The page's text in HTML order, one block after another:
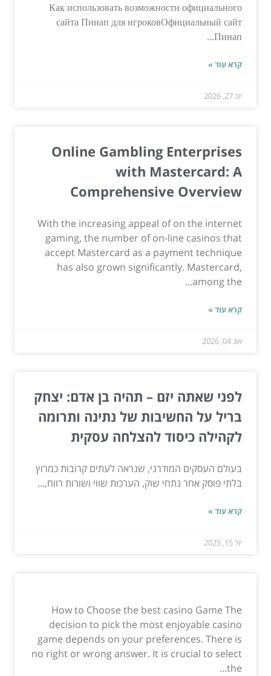
Как использовать возможности официального
сайта Пинап для игроковОфициальный сайт
Пинап...
קרא עוד »
יונ 27, 2026
Online Gambling Enterprises
with Mastercard: A
Comprehensive Overview
With the increasing appeal of on the internet
gaming, the number of on-line casinos that
accept Mastercard as a payment technique
has also grown significantly. Mastercard,
among the...
קרא עוד »
אוג 04, 2026
לפני שאתה יזם – תהיה בן אדם: יצחק
בריל על החשיבות של נתינה ותרומה
לקהילה כיסוד להצלחה עסקית
בעולם העסקים המודרני, שנראה לעתים קרובות כמרוץ
בלתי פוסק אחר נתחי שוק, הערכות שווי ושורות רווח,...
קרא עוד »
יול 15, 2025
How to Choose the best casino Game The
decision to pick the most enjoyable casino
game depends on your preferences. There is
no right or wrong answer. It is crucial to select
the...